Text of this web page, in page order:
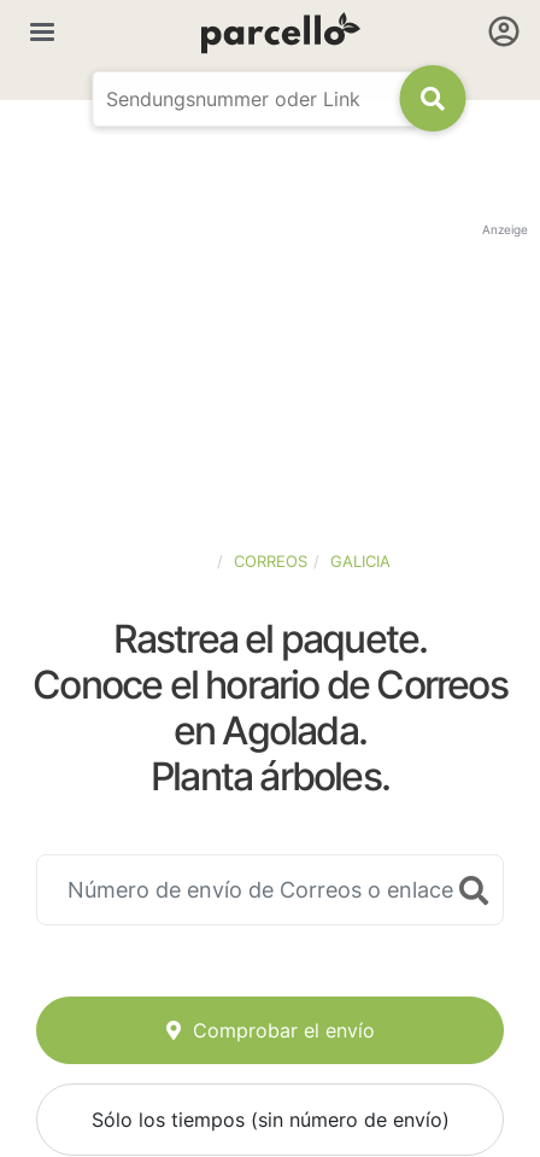
Anzeige
CORREOS GALICIA
Rastrea el paquete.
Conoce el horario de Correos
en Agolada.
Planta árboles.
Comprobar el envío
Sólo los tiempos (sin número de envío)